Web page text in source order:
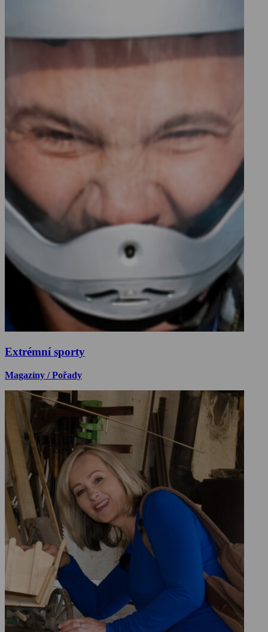
Extrémní sporty
Magazíny / Pořady